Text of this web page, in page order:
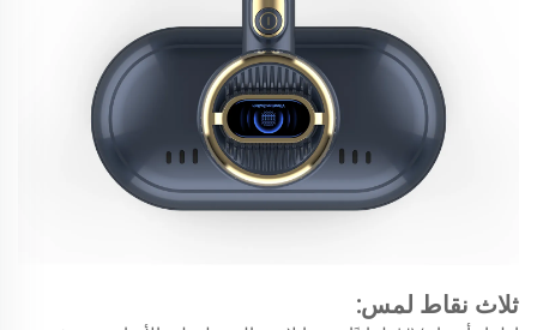
ثلاث نقاط لمس: